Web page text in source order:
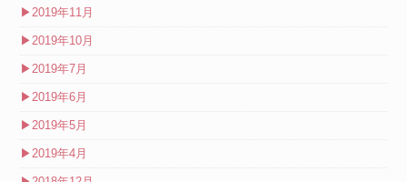
▶2019年11月
▶2019年10月
▶2019年7月
▶2019年6月
▶2019年5月
▶2019年4月